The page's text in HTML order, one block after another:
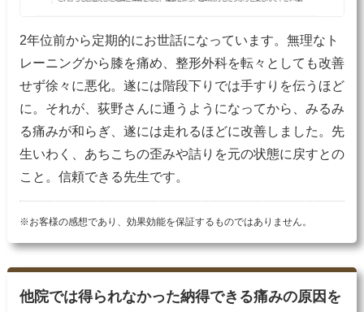
2年位前から定期的にお世話になっています。無理なト
レーニングから膝を痛め、整形外科を転々としても改善
せず徐々に悪化。遂には階段下りでは手すりを伝うほど
に。それが、荻野さんに通うようになってから、みるみ
る痛みが和らぎ、遂には走れるほどに改善しました。先
生いわく、あちこちの歪みや詰りを元の状態に戻すとの
こと。信頼できる先生です。
※お客様の感想であり、効果効能を保証するものではありません。
他院では得られなかった納得できる痛みの原因を